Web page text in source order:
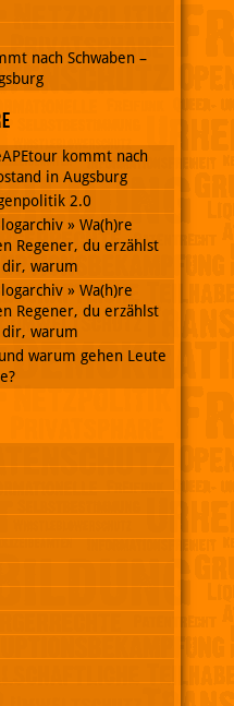
nach Schwaben –
kommt nach
in Augsburg
2.0
» Wa(h)re
Regener, du erzählst
warum
» Wa(h)re
Regener, du erzählst
warum
warum gehen Leute